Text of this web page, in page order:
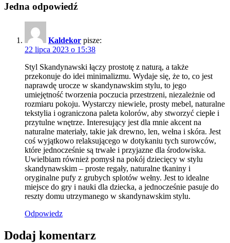
Jedna odpowiedź
Kaldekor pisze:
22 lipca 2023 o 15:38
Styl Skandynawski łączy prostotę z naturą, a także
przekonuje do idei minimalizmu. Wydaje się, że to, co jest
naprawdę urocze w skandynawskim stylu, to jego
umiejętność tworzenia poczucia przestrzeni, niezależnie od
rozmiaru pokoju. Wystarczy niewiele, prosty mebel, naturalne
tekstylia i ograniczona paleta kolorów, aby stworzyć ciepłe i
przytulne wnętrze. Interesujący jest dla mnie akcent na
naturalne materiały, takie jak drewno, len, wełna i skóra. Jest
coś wyjątkowo relaksującego w dotykaniu tych surowców,
które jednocześnie są trwałe i przyjazne dla środowiska.
Uwielbiam również pomysł na pokój dziecięcy w stylu
skandynawskim – proste regały, naturalne tkaniny i
oryginalne pufy z grubych splotów wełny. Jest to idealne
miejsce do gry i nauki dla dziecka, a jednocześnie pasuje do
reszty domu utrzymanego w skandynawskim stylu.
Odpowiedz
Dodaj komentarz